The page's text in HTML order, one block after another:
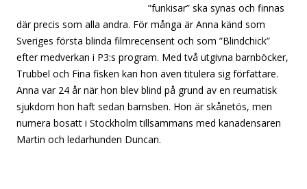
”funkisar” ska synas och finnas
där precis som alla andra. För många är Anna känd som
Sveriges första blinda filmrecensent och som ”Blindchick”
efter medverkan i P3:s program. Med två utgivna barnböcker,
Trubbel och Fina fisken kan hon även titulera sig författare.
Anna var 24 år när hon blev blind på grund av en reumatisk
sjukdom hon haft sedan barnsben. Hon är skånetös, men
numera bosatt i Stockholm tillsammans med kanadensaren
Martin och ledarhunden Duncan.